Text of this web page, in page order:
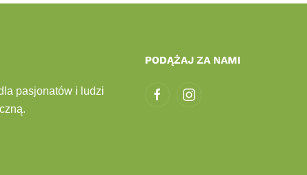
pasjonatów i ludzi
PODĄŻAJ ZA NAMI